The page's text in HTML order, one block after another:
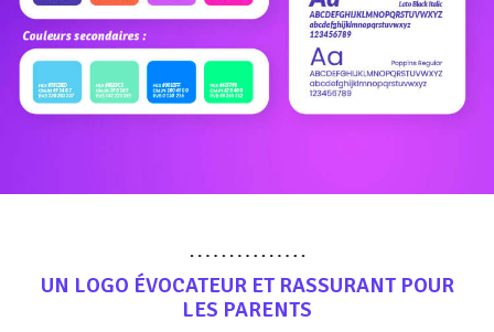
UN LOGO ÉVOCATEUR ET RASSURANT POUR
LES PARENTS